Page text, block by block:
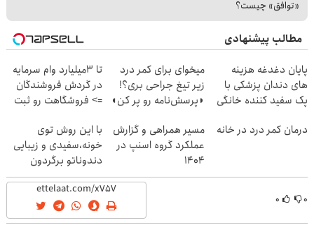
«توافق» چیست؟
مطالب پیشنهادی
پایان دغدغه هزینه
های دندان پزشکی با
پک سفید کننده خانگی
میخوای برای کمر درد
زیر تیغ جراحی بری؟!
◗پرسش‌نامه رو پر کن◖
تا 3میلیارد وام سرمایه
در گردش فروشندگان
=> فروشگاهت رو ثبت
درمان کمر درد در خانه
مسیر همراهی و گزارش
عملکرد گروه اسنپ در
۱۴۰۴
با این روش توی
خونه،سفیدی و زیبایی
دندوناتو برگردون
(40%off)
۰ ۰